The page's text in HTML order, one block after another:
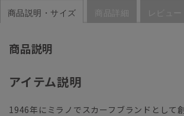
商品説明・サイズ 商品詳細 レビュー
商品説明
アイテム説明
1946年にミラノでスカーフブランドとして